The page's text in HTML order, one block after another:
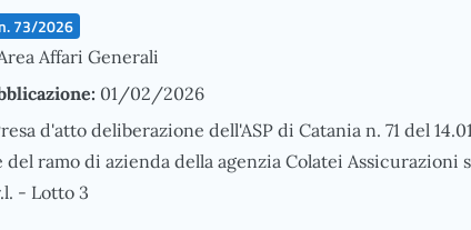
73/2026
Affari Generali
01/02/2026
d'atto deliberazione dell'ASP di Catania n. 71 del
del ramo di azienda della agenzia Colatei Assicurazioni
- Lotto 3